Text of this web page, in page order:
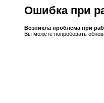
Ошибка при
Возникла проблема при
Вы можете попробовать